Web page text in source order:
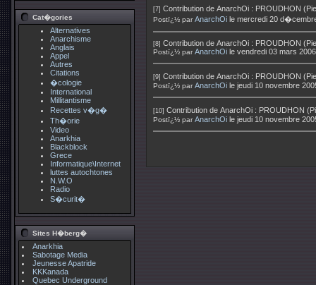
Cat�gories
Alternatives
Anarchisme
Anglais
Appel
Autres
Citations
�cologie
International
Millitantisme
Recettes v�g�
Th�orie
Video
Anarkhia
Blackblock
Grece
Informatique\Internet
luttes autochtones
N.W.O
Radio
S�curit�
Sites H�berg�
Anarkhia
Sabotage Media
Jeunesse Apatride
KKKanada
Quebec Underground
[7] Contribution de AnarchOi : PROUDHON
Postï¿½ par AnarchOi le mercredi 20
[8] Contribution de AnarchOi : PROUDHON
Postï¿½ par AnarchOi le vendredi 03 mars
[9] Contribution de AnarchOi : PROUDHON
Postï¿½ par AnarchOi le jeudi 10 novembre
[10] Contribution de AnarchOi : PROUDHON
Postï¿½ par AnarchOi le jeudi 10 novembre